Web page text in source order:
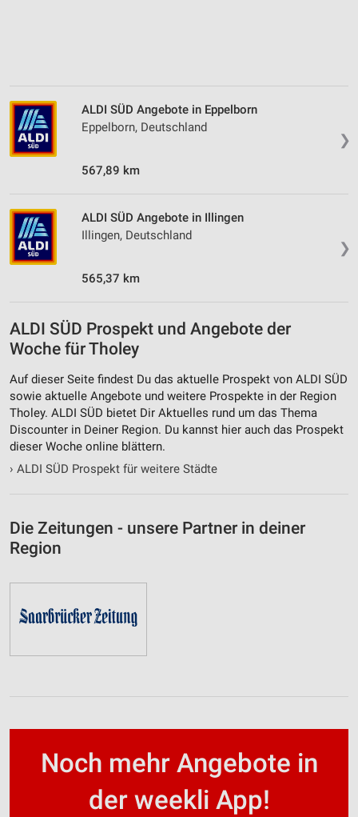
❯
ALDI SÜD Angebote in Eppelborn
Eppelborn, Deutschland
567,89 km
❯
ALDI SÜD Angebote in Illingen
Illingen, Deutschland
565,37 km
ALDI SÜD Prospekt und Angebote der
Woche für Tholey
Auf dieser Seite findest Du das aktuelle Prospekt von ALDI SÜD
sowie aktuelle Angebote und weitere Prospekte in der Region
Tholey. ALDI SÜD bietet Dir Aktuelles rund um das Thema
Discounter in Deiner Region. Du kannst hier auch das Prospekt
dieser Woche online blättern.
› ALDI SÜD Prospekt für weitere Städte
Die Zeitungen - unsere Partner in deiner
Region
Noch mehr Angebote in
der weekli App!